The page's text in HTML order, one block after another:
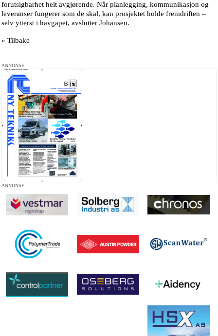
forutsigbarhet helt avgjørende. Når planlegging, kommunikasjon og
leveranser fungerer som de skal, kan prosjektet holde fremdriften –
selv ytterst i havgapet, avslutter Johansen.
« Tilbake
ANNONSE
ANNONSE